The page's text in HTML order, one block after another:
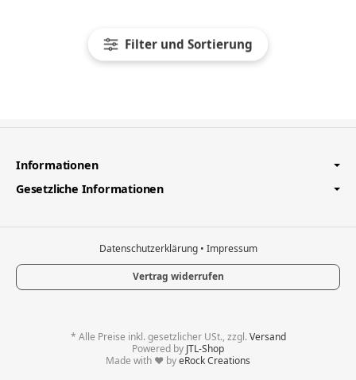
Filter und Sortierung
Informationen
Gesetzliche Informationen
Datenschutzerklärung • Impressum
Vertrag widerrufen
* Alle Preise inkl. gesetzlicher USt., zzgl.Versand
Powered by JTL-Shop
Made with ♥ byeRock Creations